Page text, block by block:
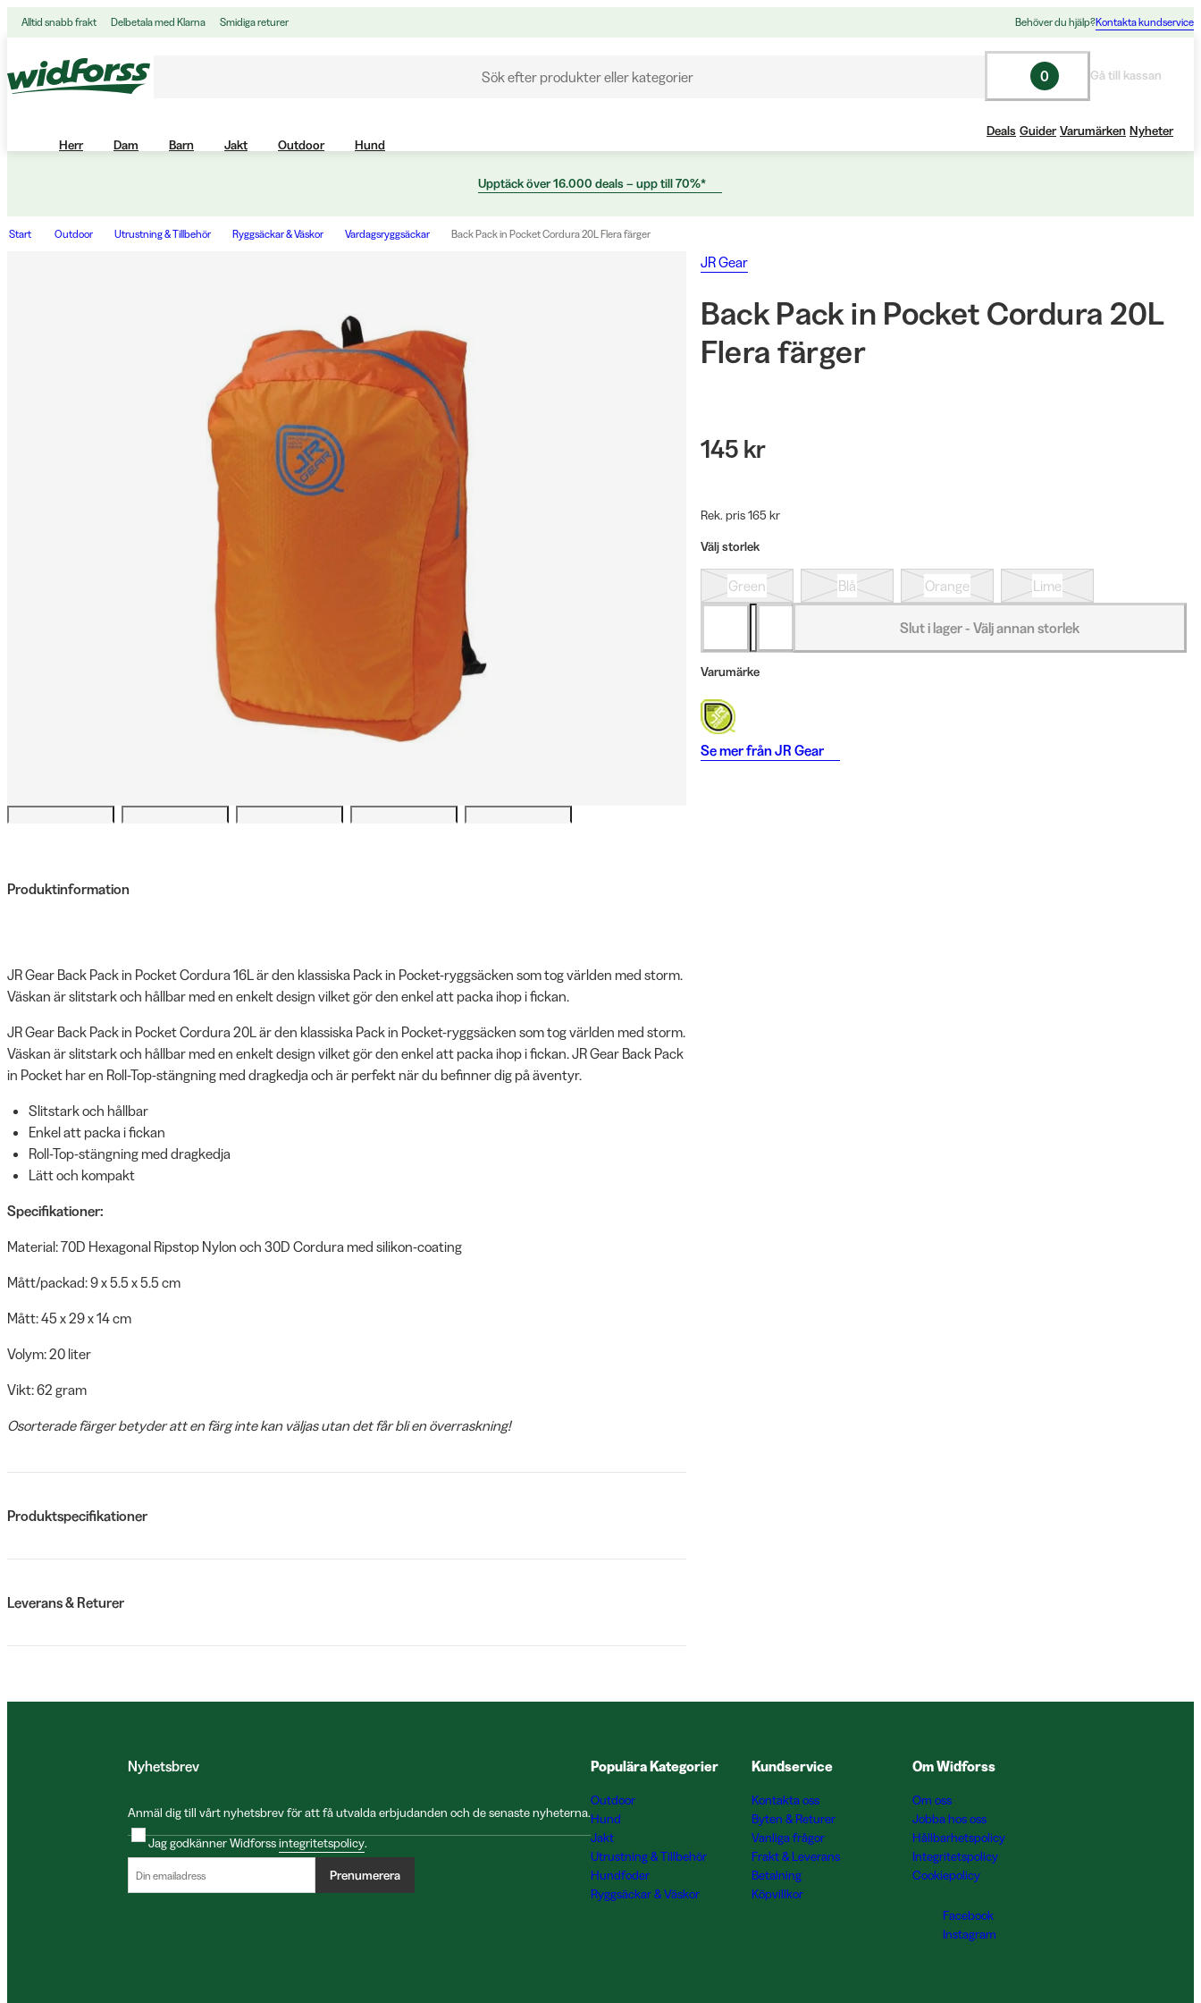
Alltid snabb frakt Delbetala med Klarna Smidiga returer Behöver du hjälp?Kontakta kundservice
Sök efter produkter eller kategorier 0 Gå till kassan
Herr Dam Barn Jakt Outdoor Hund
Deals Guider Varumärken Nyheter
Upptäck över 16.000 deals – upp till 70%*
Start Outdoor Utrustning & Tillbehör Ryggsäckar & Väskor Vardagsryggsäckar Back Pack in Pocket Cordura 20L Flera färger
Produktinformation
JR Gear Back Pack in Pocket Cordura 16L är den klassiska Pack in Pocket-ryggsäcken som tog världen med storm.
Väskan är slitstark och hållbar med en enkelt design vilket gör den enkel att packa ihop i fickan.
JR Gear Back Pack in Pocket Cordura 20L är den klassiska Pack in Pocket-ryggsäcken som tog världen med storm.
Väskan är slitstark och hållbar med en enkelt design vilket gör den enkel att packa ihop i fickan. JR Gear Back Pack
in Pocket har en Roll-Top-stängning med dragkedja och är perfekt när du befinner dig på äventyr.
Slitstark och hållbar
Enkel att packa i fickan
Roll-Top-stängning med dragkedja
Lätt och kompakt
Specifikationer:
Material: 70D Hexagonal Ripstop Nylon och 30D Cordura med silikon-coating
Mått/packad: 9 x 5.5 x 5.5 cm
Mått: 45 x 29 x 14 cm
Volym: 20 liter
Vikt: 62 gram
Osorterade färger betyder att en färg inte kan väljas utan det får bli en överraskning!
Produktspecifikationer
Leverans & Returer
JR Gear
Back Pack in Pocket Cordura 20L
Flera färger
145 kr
Rek. pris 165 kr
Välj storlek
Green Blå Orange Lime
Slut i lager - Välj annan storlek
Varumärke
Se mer frånJR Gear
Nyhetsbrev
Anmäl dig till vårt nyhetsbrev för att få utvalda erbjudanden och de senaste nyheterna.
Jag godkänner Widforssintegritetspolicy.
Prenumerera
Populära Kategorier
Outdoor
Hund
Jakt
Utrustning & Tillbehör
Hundfoder
Ryggsäckar & Väskor
Kundservice
Kontakta oss
Byten & Returer
Vanliga frågor
Frakt & Leverans
Betalning
Köpvillkor
Om Widforss
Om oss
Jobba hos oss
Hållbarhetspolicy
Integritetspolicy
Cookiepolicy
Facebook
Instagram